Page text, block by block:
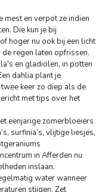
mest en verpot ze indien
Die kun je bij
hoger nu ook bij een licht
regen laten opfrissen.
en gladiolen, in potten
dahlia plant je
keer zo diep als de
met tips over het
eenjarige zomerbloeiers
surfinia’s, vlijtige liesjes,
in Afferden nu
inslaan.
water wanneer
stijgen. Zet